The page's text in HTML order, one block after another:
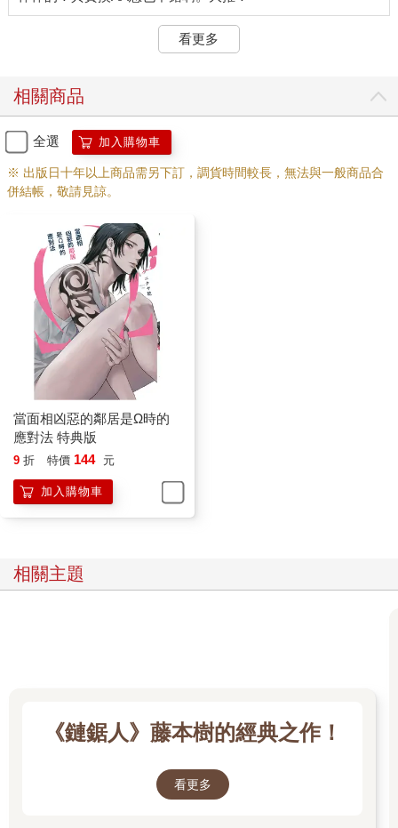
看更多
相關商品
全選 加入購物車
※ 出版日十年以上商品需另下訂，調貨時間較長，無法與一般商品合
併結帳，敬請見諒。
當面相凶惡的鄰居是Ω時的
應對法 特典版
9 折 特價 144 元
加入購物車
相關主題
《鏈鋸人》藤本樹的經典之作！
看更多